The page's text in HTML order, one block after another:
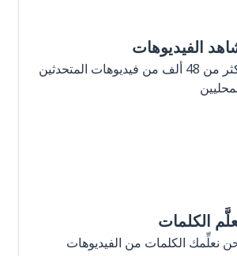
الفيديوهات
أكثر من 48 ألف من فيديوهات المتحدثين
الكلمات
نعلِّمك الكلمات من الفيديوهات